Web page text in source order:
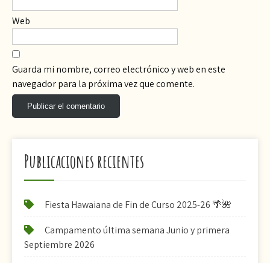
Web
Guarda mi nombre, correo electrónico y web en este
navegador para la próxima vez que comente.
Publicaciones recientes
Fiesta Hawaiana de Fin de Curso 2025-26 🌴🌺
Campamento última semana Junio y primera
Septiembre 2026